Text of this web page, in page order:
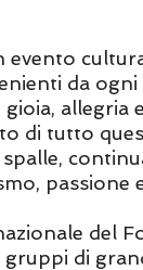
evento
da
allegria
di tutto
passione
del
di